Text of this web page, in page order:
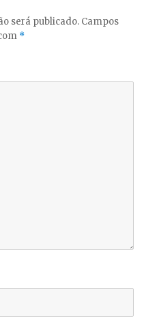
será publicado. Campos
*